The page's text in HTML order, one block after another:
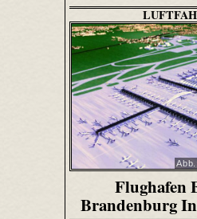
Flughafen
Brandenburg